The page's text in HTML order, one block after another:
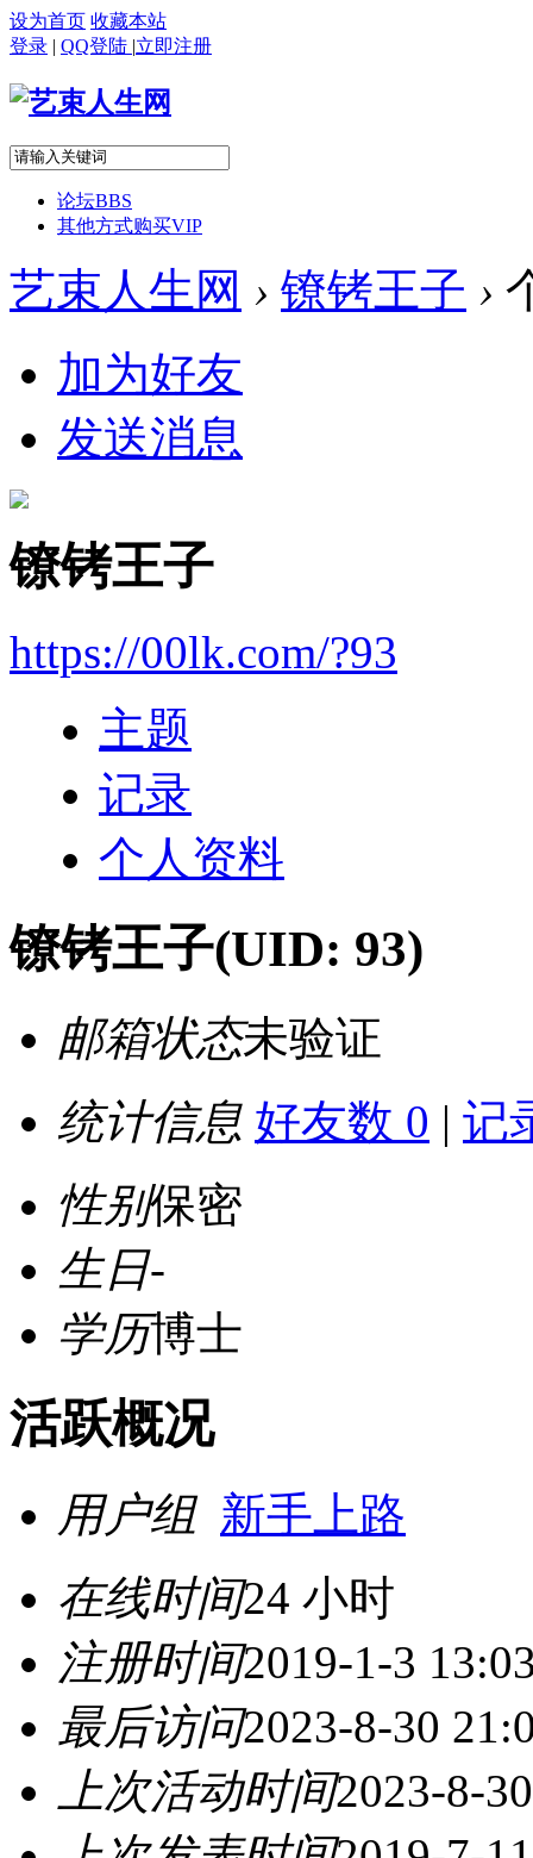
设为首页 收藏本站
登录 | QQ登陆 |立即注册
论坛BBS
其他方式购买VIP
艺束人生网 › 镣铐王子 ›
加为好友
发送消息
镣铐王子
https://00lk.com/?93
主题
记录
个人资料
镣铐王子(UID: 93)
邮箱状态未验证
统计信息 好友数 0 | 记
性别保密
生日-
学历博士
活跃概况
用户组 新手上路
在线时间24 小时
注册时间2019-1-3
最后访问2023-8-30
上次活动时间2023-8-